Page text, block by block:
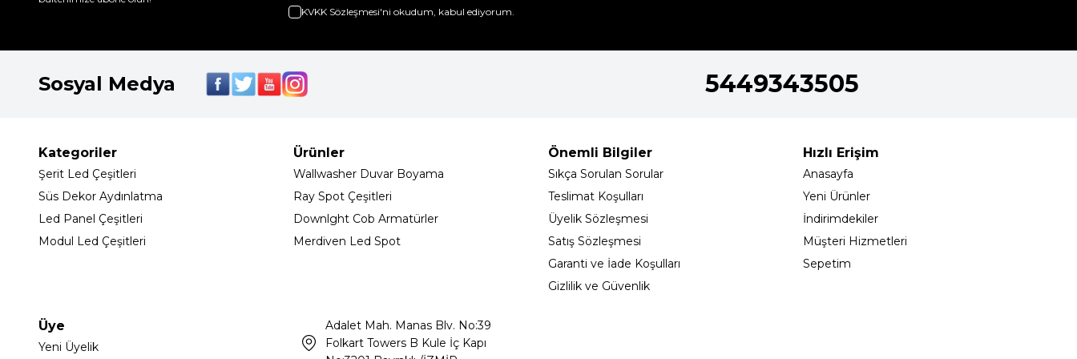
KVKK Sözleşmesi'ni okudum, kabul ediyorum.
Sosyal Medya 5449343505
Kategoriler
Şerit Led Çeşitleri
Süs Dekor Aydınlatma
Led Panel Çeşitleri
Modul Led Çeşitleri
Ürünler
Wallwasher Duvar Boyama
Ray Spot Çeşitleri
Downlght Cob Armatürler
Merdiven Led Spot
Önemli Bilgiler
Sıkça Sorulan Sorular
Teslimat Koşulları
Üyelik Sözleşmesi
Satış Sözleşmesi
Garanti ve İade Koşulları
Gizlilik ve Güvenlik
Hızlı Erişim
Anasayfa
Yeni Ürünler
İndirimdekiler
Müşteri Hizmetleri
Sepetim
Üye
Yeni Üyelik
Adalet Mah. Manas Blv. No:39
Folkart Towers B Kule İç Kapı